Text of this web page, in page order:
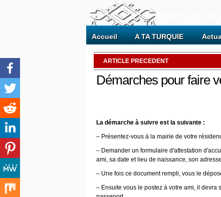
Accueil A TA TURQUIE
ARTICLE PRECEDENT
Démarches pour faire
La démarche à suivre est la suivante :
– Présentez-vous à la mairie de votre
– Demander un formulaire d'attestation
ami, sa date et lieu de naissance, son
– Une fois ce document rempli, vous le
– Ensuite vous le postez à votre ami, il devra